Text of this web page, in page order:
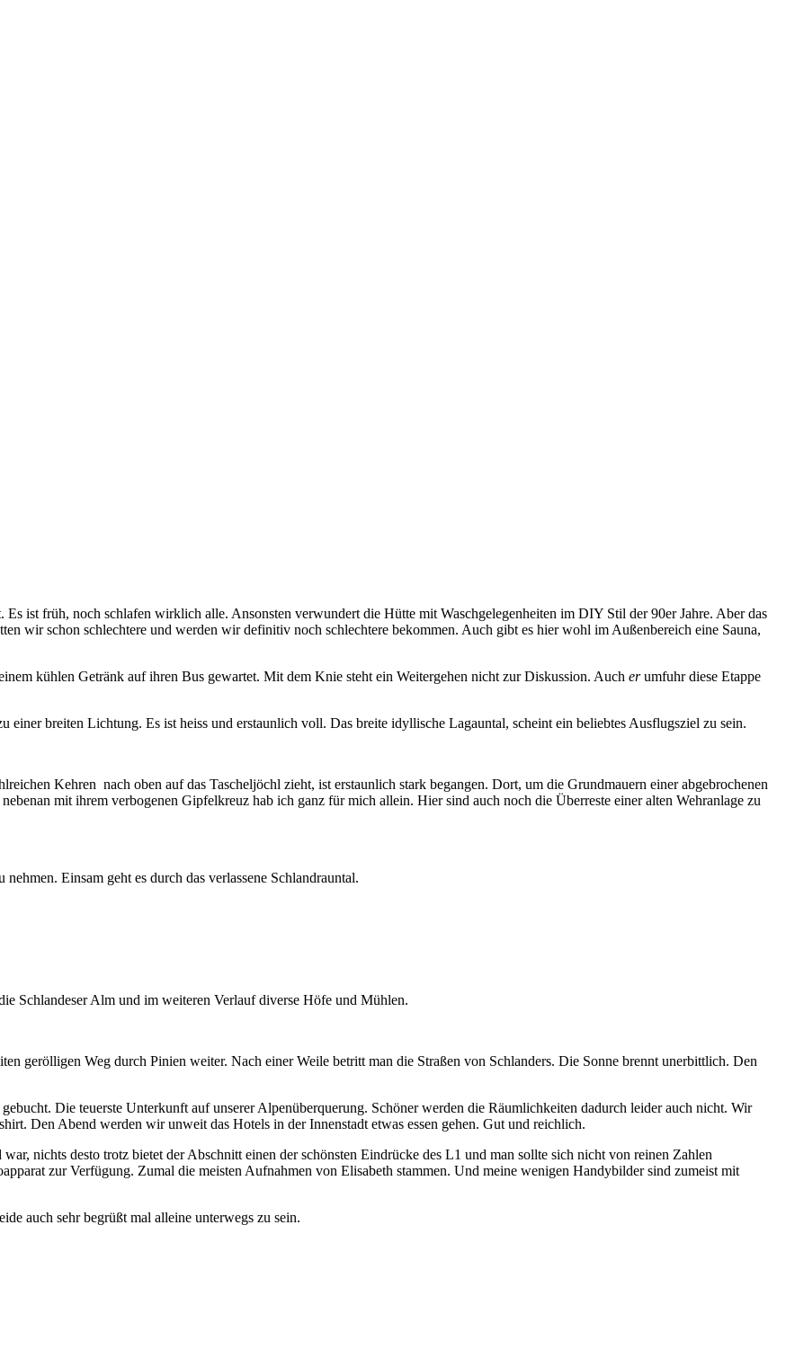
Es ist früh, noch schlafen wirklich alle. Ansonsten verwundert die Hütte mit Waschgelegenheiten im DIY Stil der 90er Jahre. Aber das
wir schon schlechtere und werden wir definitiv noch schlechtere bekommen. Auch gibt es hier wohl im Außenbereich eine Sauna,
kühlen Getränk auf ihren Bus gewartet. Mit dem Knie steht ein Weitergehen nicht zur Diskussion. Auch erumfuhr diese Etappe
breiten Lichtung. Es ist heiss und erstaunlich voll. Das breite idyllische Lagauntal, scheint ein beliebtes Ausflugsziel zu sein.
Kehren nach oben auf das Tascheljöchl zieht, ist erstaunlich stark begangen. Dort, um die Grundmauern einer abgebrochenen
mit ihrem verbogenen Gipfelkreuz hab ich ganz für mich allein. Hier sind auch noch die Überreste einer alten Wehranlage zu
Einsam geht es durch das verlassene Schlandrauntal.
Schlandeser Alm und im weiteren Verlauf diverse Höfe und Mühlen.
gerölligen Weg durch Pinien weiter. Nach einer Weile betritt man die Straßen von Schlanders. Die Sonne brennt unerbittlich. Den
Die teuerste Unterkunft auf unserer Alpenüberquerung. Schöner werden die Räumlichkeiten dadurch leider auch nicht. Wir
Den Abend werden wir unweit das Hotels in der Innenstadt etwas essen gehen. Gut und reichlich.
nichts desto trotz bietet der Abschnitt einen der schönsten Eindrücke des L1 und man sollte sich nicht von reinen Zahlen
zur Verfügung. Zumal die meisten Aufnahmen von Elisabeth stammen. Und meine wenigen Handybilder sind zumeist mit
auch sehr begrüßt mal alleine unterwegs zu sein.